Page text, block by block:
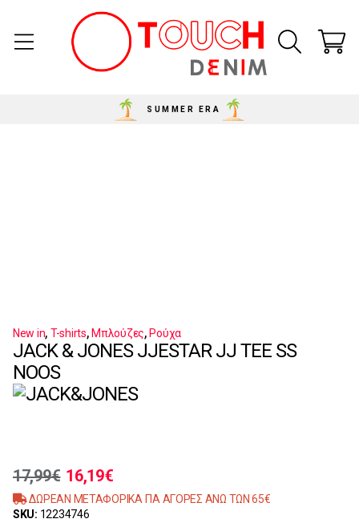
SUMMER ERA
New in, T-shirts,Μπλούζες,Ρούχα
JACK & JONES JJESTAR JJ TEE SS
NOOS
17,99€ 16,19€
ΔΩΡΕΑΝ ΜΕΤΑΦΟΡΙΚΑ ΓΙΑ ΑΓΟΡΕΣ ΑΝΩ ΤΩΝ 65€
SKU: 12234746